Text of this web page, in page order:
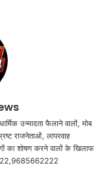
उन्मादता फैलाने वालों, मोब
राजनेताओं, लापरवाह
का शोषण करने वालों के खिलाफ